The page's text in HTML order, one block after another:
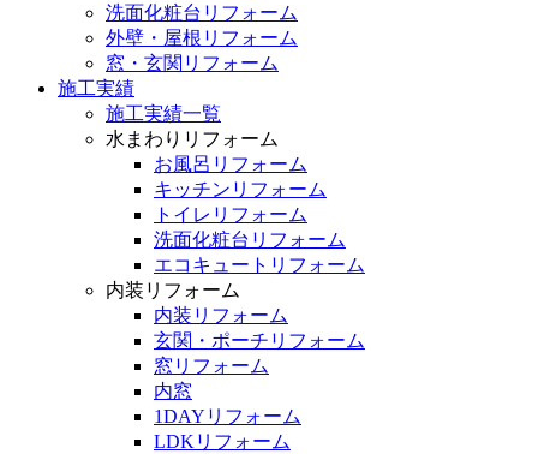
洗面化粧台リフォーム
外壁・屋根リフォーム
窓・玄関リフォーム
施工実績
施工実績一覧
水まわりリフォーム
お風呂リフォーム
キッチンリフォーム
トイレリフォーム
洗面化粧台リフォーム
エコキュートリフォーム
内装リフォーム
内装リフォーム
玄関・ポーチリフォーム
窓リフォーム
内窓
1DAYリフォーム
LDKリフォーム